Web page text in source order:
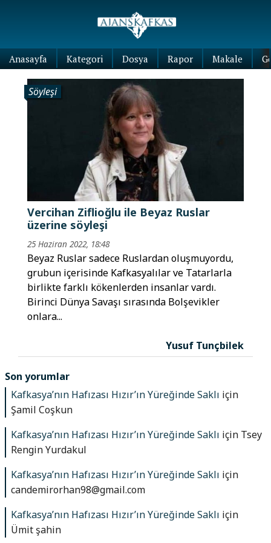
Anasayfa Kategori Dosya Rapor Makale
Söyleşi
Vercihan Ziflioğlu ile Beyaz Ruslar
üzerine söyleşi
25 Haziran 2022, 18:48
Beyaz Ruslar sadece Ruslardan oluşmuyordu,
grubun içerisinde Kafkasyalılar ve Tatarlarla
birlikte farklı kökenlerden insanlar vardı.
Birinci Dünya Savaşı sırasında Bolşevikler
onlara...
Yusuf Tunçbilek
Son yorumlar
Kafkasya’nın Hafızası Hızır’ın Yüreğinde Saklı için
Şamil Coşkun
Kafkasya’nın Hafızası Hızır’ın Yüreğinde Saklı için Tsey
Rengin Yurdakul
Kafkasya’nın Hafızası Hızır’ın Yüreğinde Saklı için
candemirorhan98@gmail.com
Kafkasya’nın Hafızası Hızır’ın Yüreğinde Saklı için
Ümit şahin